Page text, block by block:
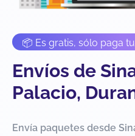
📦 Es gratis, sólo paga
Envíos de
Palacio,
Envía paquetes desde